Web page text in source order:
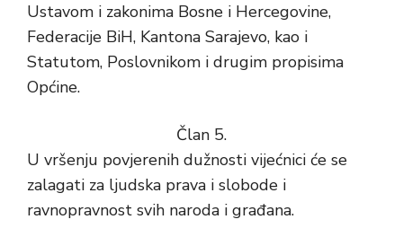
Ustavom i zakonima Bosne i Hercegovine,
Federacije BiH, Kantona Sarajevo, kao i
Statutom, Poslovnikom i drugim propisima
Općine.
Član 5.
U vršenju povjerenih dužnosti vijećnici će se
zalagati za ljudska prava i slobode i
ravnopravnost svih naroda i građana.